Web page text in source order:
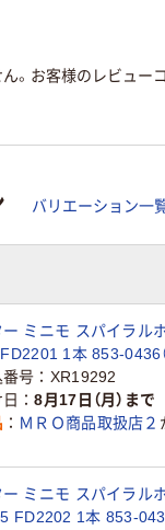
。お客様のレビュー
バリエーション一
ー ミニモ スパイラル
1本 853-0436（
番号
XR19292
8月17日（月）まで
ＭＲＯ商品取扱店２
ー ミニモ スパイラル
FD2202 1本 853-0437